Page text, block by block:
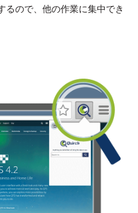
るので、他の作業に集中でき